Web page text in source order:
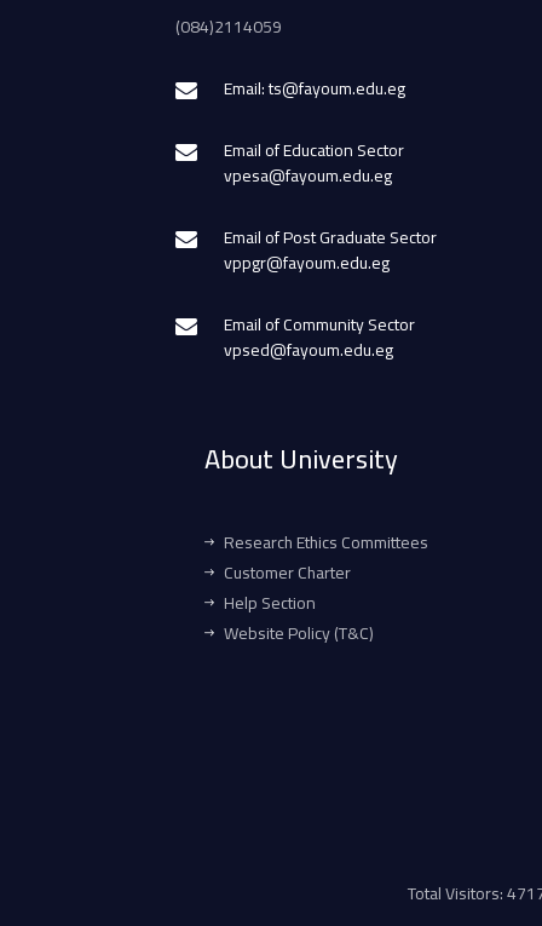
(084)2114059
Email: ts@fayoum.edu.eg
Email of Education Sector
vpesa@fayoum.edu.eg
Email of Post Graduate Sector
vppgr@fayoum.edu.eg
Email of Community Sector
vpsed@fayoum.edu.eg
About University
Research Ethics Committees
Customer Charter
Help Section
Website Policy (T&C)
Total Visitors: